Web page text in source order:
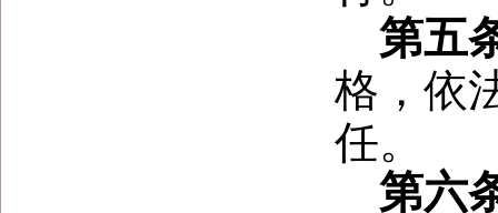
第五
格，依
任。
第六